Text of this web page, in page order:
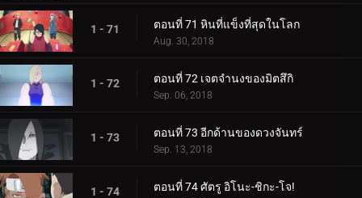
1 - 71 ตอนที่ 71 หินที่แข็งที่สุดในโลก
Aug. 30, 2018
1 - 72 ตอนที่ 72 เจตจำนงของมิตสึกิ
Sep. 06, 2018
1 - 73 ตอนที่ 73 อีกด้านของดวงจันทร์
Sep. 13, 2018
1 - 74 ตอนที่ 74 ศัตรู อิโนะ-ชิกะ-โจ!